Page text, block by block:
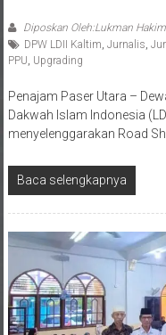
DPW LDII Kaltim,Jurnalis,
PPU,Upgrading
Dakwah Islam Indonesia
menyelenggarakan Road